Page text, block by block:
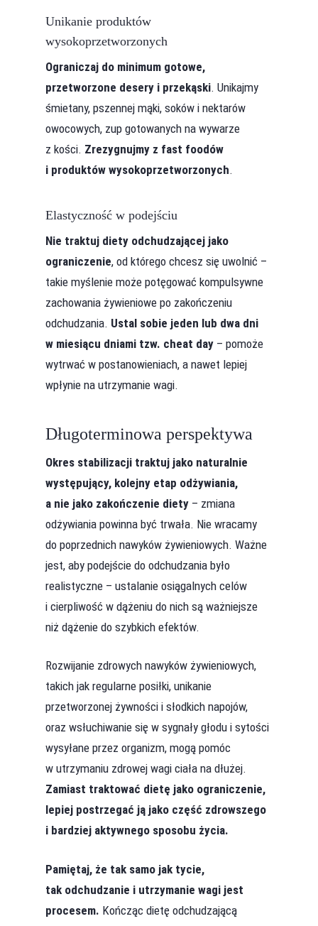
Unikanie produktów
wysokoprzetworzonych
Ograniczaj do minimum gotowe,
przetworzone desery i przekąski. Unikajmy
śmietany, pszennej mąki, soków i nektarów
owocowych, zup gotowanych na wywarze
z kości. Zrezygnujmy z fast foodów
i produktów wysokoprzetworzonych.
Elastyczność w podejściu
Nie traktuj diety odchudzającej jako
ograniczenie, od którego chcesz się uwolnić –
takie myślenie może potęgować kompulsywne
zachowania żywieniowe po zakończeniu
odchudzania. Ustal sobie jeden lub dwa dni
w miesiącu dniami tzw. cheat day – pomoże
wytrwać w postanowieniach, a nawet lepiej
wpłynie na utrzymanie wagi.
Długoterminowa perspektywa
Okres stabilizacji traktuj jako naturalnie
występujący, kolejny etap odżywiania,
a nie jako zakończenie diety – zmiana
odżywiania powinna być trwała. Nie wracamy
do poprzednich nawyków żywieniowych. Ważne
jest, aby podejście do odchudzania było
realistyczne – ustalanie osiągalnych celów
i cierpliwość w dążeniu do nich są ważniejsze
niż dążenie do szybkich efektów.
Rozwijanie zdrowych nawyków żywieniowych,
takich jak regularne posiłki, unikanie
przetworzonej żywności i słodkich napojów,
oraz wsłuchiwanie się w sygnały głodu i sytości
wysyłane przez organizm, mogą pomóc
w utrzymaniu zdrowej wagi ciała na dłużej.
Zamiast traktować dietę jako ograniczenie,
lepiej postrzegać ją jako część zdrowszego
i bardziej aktywnego sposobu życia.
Pamiętaj, że tak samo jak tycie,
tak odchudzanie i utrzymanie wagi jest
procesem. Kończąc dietę odchudzającą